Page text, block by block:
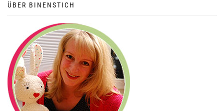
ÜBER BINENSTICH